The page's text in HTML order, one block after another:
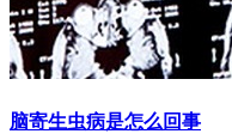
脑寄生虫病是怎么回事